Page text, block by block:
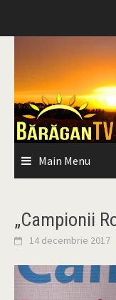
Main Menu
„Campionii
14 decembrie 2017